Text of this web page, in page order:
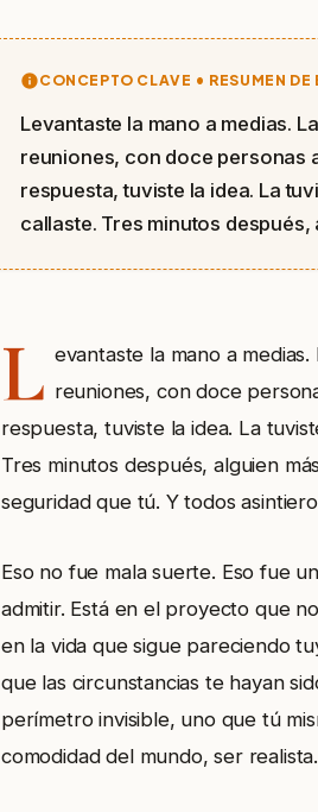
CONCEPTO CLAVE • RESUMEN DE
Levantaste la mano a medias.
reuniones, con doce personas
respuesta, tuviste la idea. La
callaste. Tres minutos después,
L evantaste la mano a
reuniones, con doce
respuesta, tuviste la idea. La
Tres minutos después, alguien
seguridad que tú. Y todos
Eso no fue mala suerte. Eso fue
admitir. Está en el proyecto que
en la vida que sigue pareciendo
que las circunstancias te hayan
perímetro invisible, uno que tú
comodidad del mundo, ser realista.